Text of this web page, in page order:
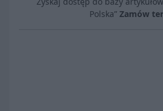
Polska” Zamów